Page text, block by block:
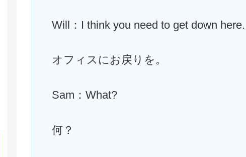
Will：I think you need to get down here.
オフィスにお戻りを。
Sam：What?
何？